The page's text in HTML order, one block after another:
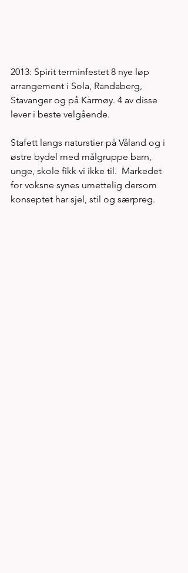
2013: Spirit terminfestet 8 nye løp
arrangement i Sola, Randaberg,
Stavanger og på Karmøy. 4 av disse
lever i beste velgående.
Stafett langs naturstier på Våland og i
østre bydel med målgruppe barn,
unge, skole fikk vi ikke til.  Markedet
for voksne synes umettelig dersom
konseptet har sjel, stil og særpreg.